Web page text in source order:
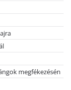
megfékezésén